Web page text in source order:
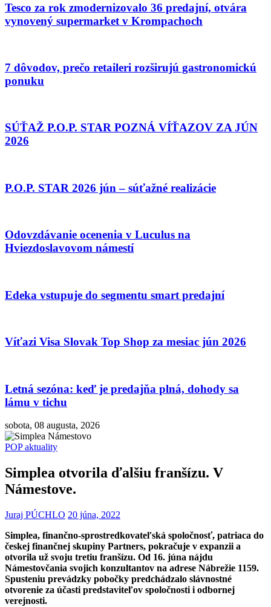
Tesco za rok zmodernizovalo 36 predajní, otvára
vynovený supermarket v Krompachoch
7 dôvodov, prečo retaileri rozširujú gastronomickú
ponuku
SÚŤAŽ P.O.P. STAR POZNÁ VÍŤAZOV ZA JÚN
2026
P.O.P. STAR 2026 jún – súťažné realizácie
Odovzdávanie ocenenia v Luculus na
Hviezdoslavovom námestí
Edeka vstupuje do segmentu smart predajní
Víťazi Visa Slovak Top Shop za mesiac jún 2026
Letná sezóna: keď je predajňa plná, dohody sa
lámu v tichu
sobota, 08 augusta, 2026
POP aktuality
Simplea otvorila ďalšiu franšízu. V
Námestove.
Juraj PÚCHLO 20 júna, 2022
Simplea, finančno-sprostredkovateľská spoločnosť, patriaca do
českej finančnej skupiny Partners, pokračuje v expanzii a
otvorila už svoju tretiu franšízu. Od 16. júna nájdu
Námestovčania svojich konzultantov na adrese Nábrežie 1159.
Spusteniu prevádzky pobočky predchádzalo slávnostné
otvorenie za účasti predstaviteľov spoločnosti i odbornej
verejnosti.